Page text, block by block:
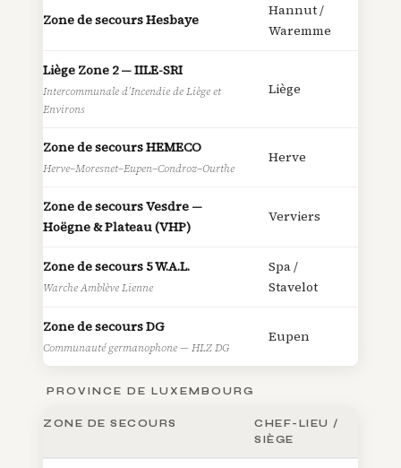
Zone de secours Hesbaye
Hannut /
Waremme
Liège Zone 2 — IILE-SRI
Intercommunale d’Incendie de Liège et
Environs
Liège
Zone de secours HEMECO
Herve–Moresnet–Eupen–Condroz–Ourthe
Herve
Zone de secours Vesdre —
Hoëgne & Plateau (VHP)
Verviers
Zone de secours 5 W.A.L.
Warche Amblève Lienne
Spa /
Stavelot
Zone de secours DG
Communauté germanophone — HLZ DG
Eupen
PROVINCE DE LUXEMBOURG
ZONE DE SECOURS
CHEF-LIEU /
SIÈGE